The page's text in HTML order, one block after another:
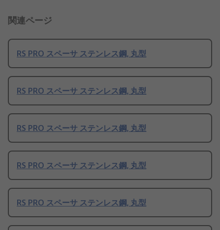
関連ページ
RS PRO スペーサ ステンレス鋼, 丸型
RS PRO スペーサ ステンレス鋼, 丸型
RS PRO スペーサ ステンレス鋼, 丸型
RS PRO スペーサ ステンレス鋼, 丸型
RS PRO スペーサ ステンレス鋼, 丸型